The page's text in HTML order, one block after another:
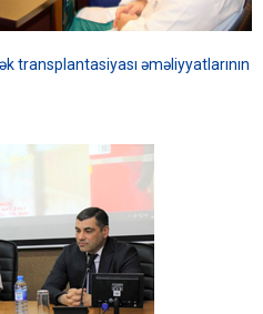
transplantasiyası əməliyyatlarının